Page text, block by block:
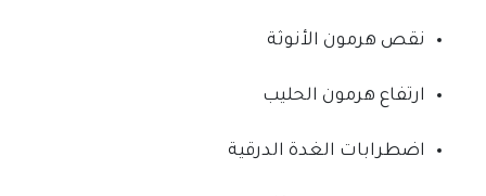
نقص هرمون الأنوثة
ارتفاع هرمون الحليب
اضطرابات الغدة الدرقية